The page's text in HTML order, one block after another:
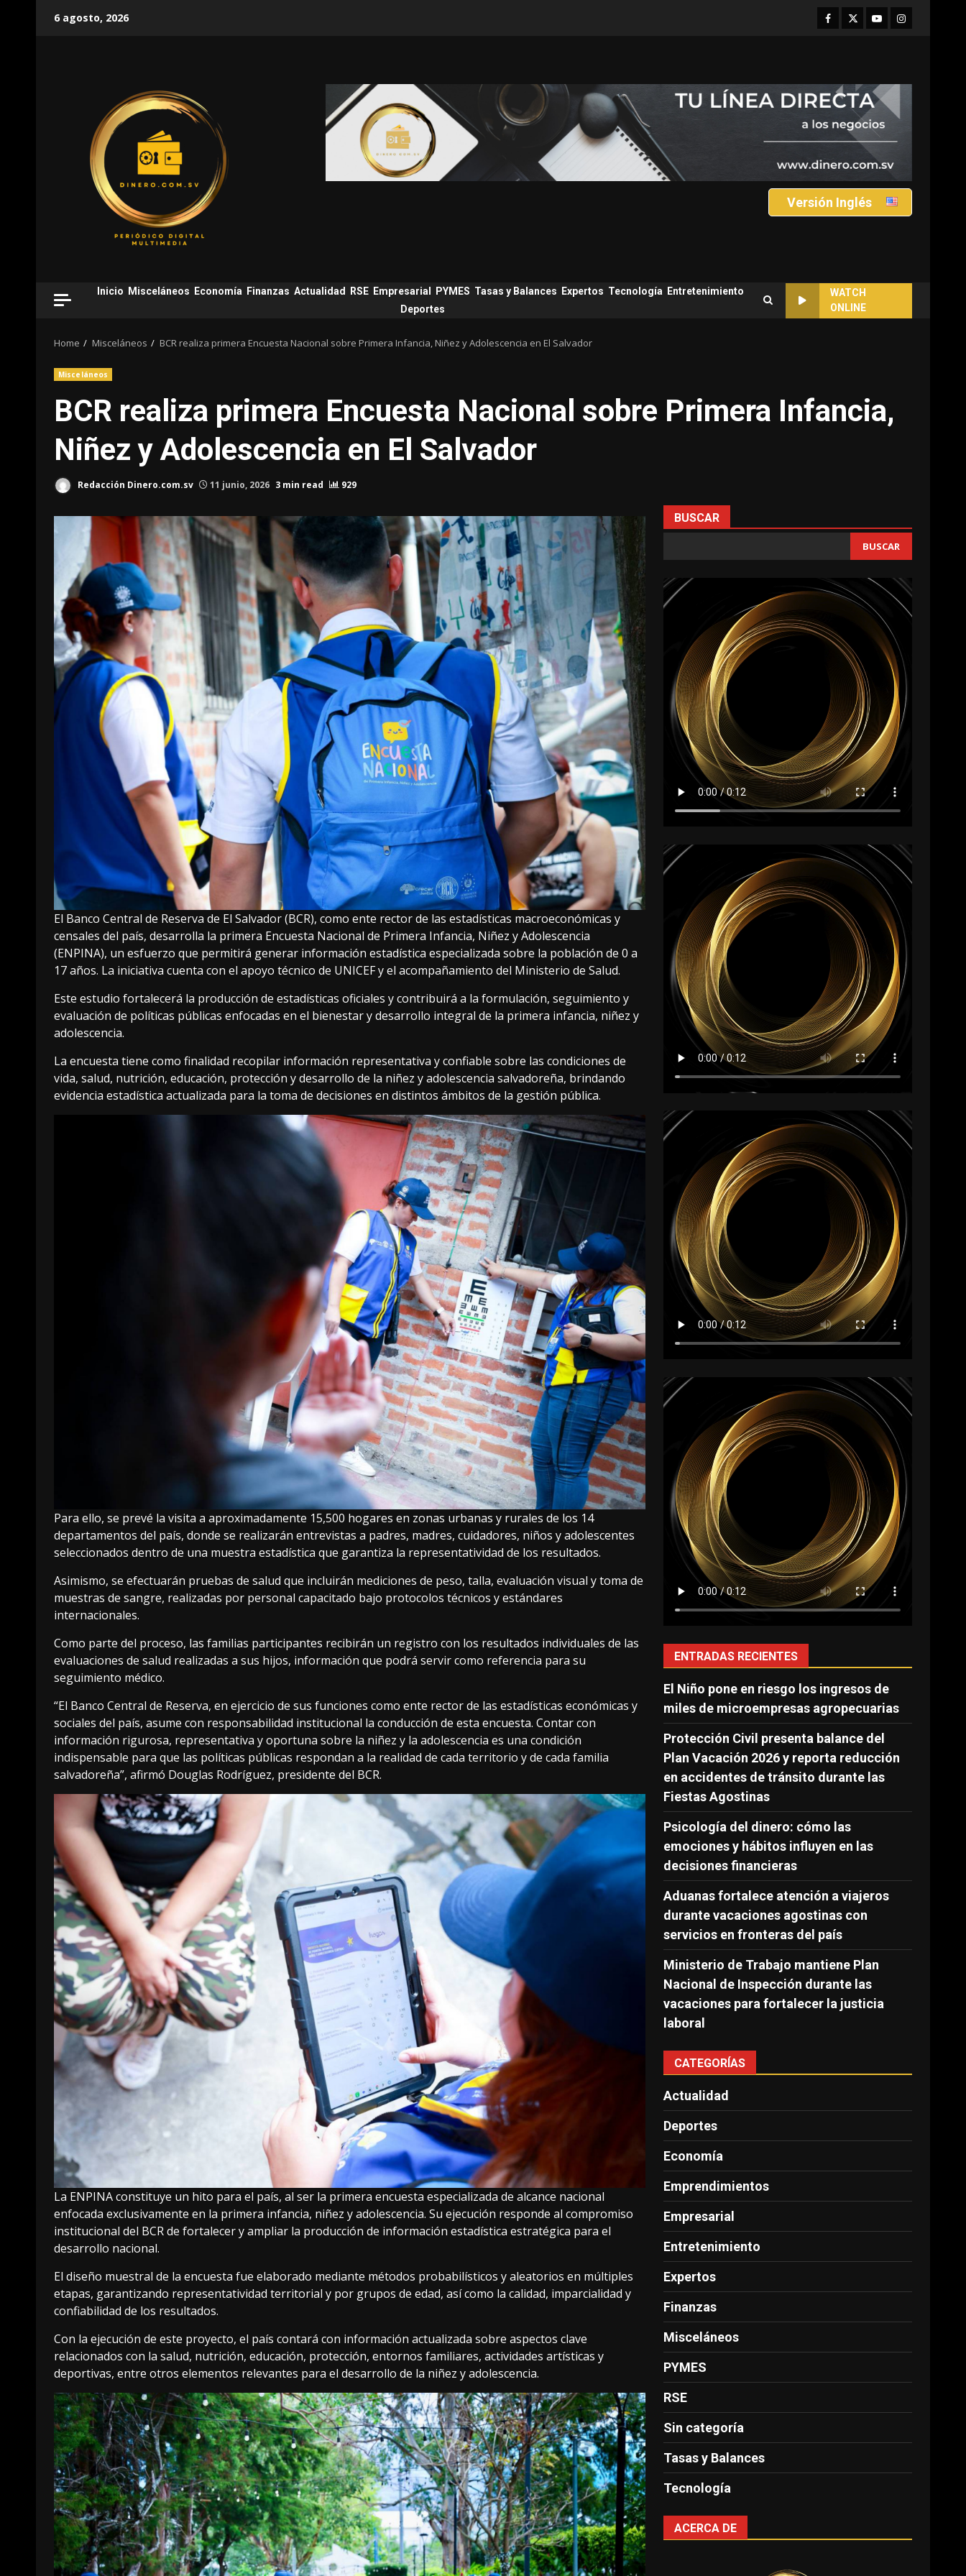
6 agosto, 2026 Facebook
TwitterYoutubeInstagram
Versión Inglés
Inicio Misceláneos Economía Finanzas Actualidad RSE Empresarial PYMES Tasas y Balances Expertos Tecnología
Entretenimiento
Deportes
WATCH
ONLINE
Home Misceláneos BCR realiza primera Encuesta Nacional sobre Primera Infancia, Niñez y Adolescencia en El Salvador
Misceláneos
BCR realiza primera Encuesta Nacional sobre Primera Infancia,
Niñez y Adolescencia en El Salvador
Redacción Dinero.com.sv 11 junio, 2026 3 min read 929
El Banco Central de Reserva de El Salvador (BCR), como ente rector de las estadísticas macroeconómicas y
censales del país, desarrolla la primera Encuesta Nacional de Primera Infancia, Niñez y Adolescencia
(ENPINA), un esfuerzo que permitirá generar información estadística especializada sobre la población de 0 a
17 años. La iniciativa cuenta con el apoyo técnico de UNICEF y el acompañamiento del Ministerio de Salud.
Este estudio fortalecerá la producción de estadísticas oficiales y contribuirá a la formulación, seguimiento y
evaluación de políticas públicas enfocadas en el bienestar y desarrollo integral de la primera infancia, niñez y
adolescencia.
La encuesta tiene como finalidad recopilar información representativa y confiable sobre las condiciones de
vida, salud, nutrición, educación, protección y desarrollo de la niñez y adolescencia salvadoreña, brindando
evidencia estadística actualizada para la toma de decisiones en distintos ámbitos de la gestión pública.
Para ello, se prevé la visita a aproximadamente 15,500 hogares en zonas urbanas y rurales de los 14
departamentos del país, donde se realizarán entrevistas a padres, madres, cuidadores, niños y adolescentes
seleccionados dentro de una muestra estadística que garantiza la representatividad de los resultados.
Asimismo, se efectuarán pruebas de salud que incluirán mediciones de peso, talla, evaluación visual y toma de
muestras de sangre, realizadas por personal capacitado bajo protocolos técnicos y estándares
internacionales.
Como parte del proceso, las familias participantes recibirán un registro con los resultados individuales de las
evaluaciones de salud realizadas a sus hijos, información que podrá servir como referencia para su
seguimiento médico.
“El Banco Central de Reserva, en ejercicio de sus funciones como ente rector de las estadísticas económicas y
sociales del país, asume con responsabilidad institucional la conducción de esta encuesta. Contar con
información rigurosa, representativa y oportuna sobre la niñez y la adolescencia es una condición
indispensable para que las políticas públicas respondan a la realidad de cada territorio y de cada familia
salvadoreña”, afirmó Douglas Rodríguez, presidente del BCR.
La ENPINA constituye un hito para el país, al ser la primera encuesta especializada de alcance nacional
enfocada exclusivamente en la primera infancia, niñez y adolescencia. Su ejecución responde al compromiso
institucional del BCR de fortalecer y ampliar la producción de información estadística estratégica para el
desarrollo nacional.
El diseño muestral de la encuesta fue elaborado mediante métodos probabilísticos y aleatorios en múltiples
etapas, garantizando representatividad territorial y por grupos de edad, así como la calidad, imparcialidad y
confiabilidad de los resultados.
Con la ejecución de este proyecto, el país contará con información actualizada sobre aspectos clave
relacionados con la salud, nutrición, educación, protección, entornos familiares, actividades artísticas y
deportivas, entre otros elementos relevantes para el desarrollo de la niñez y adolescencia.
BUSCAR
BUSCAR
ENTRADAS RECIENTES
El Niño pone en riesgo los ingresos de
miles de microempresas agropecuarias
Protección Civil presenta balance del
Plan Vacación 2026 y reporta reducción
en accidentes de tránsito durante las
Fiestas Agostinas
Psicología del dinero: cómo las
emociones y hábitos influyen en las
decisiones financieras
Aduanas fortalece atención a viajeros
durante vacaciones agostinas con
servicios en fronteras del país
Ministerio de Trabajo mantiene Plan
Nacional de Inspección durante las
vacaciones para fortalecer la justicia
laboral
CATEGORÍAS
Actualidad
Deportes
Economía
Emprendimientos
Empresarial
Entretenimiento
Expertos
Finanzas
Misceláneos
PYMES
RSE
Sin categoría
Tasas y Balances
Tecnología
ACERCA DE